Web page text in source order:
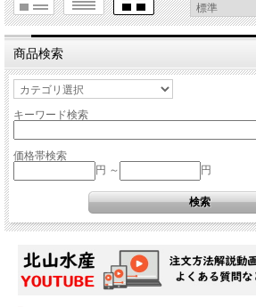
商品検索
キーワード検索
価格帯検索
円 ～
円